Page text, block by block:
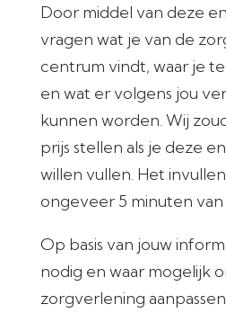
Door middel van deze
vragen wat je van de
centrum vindt, waar je
en wat er volgens jou
kunnen worden. Wij
prijs stellen als je deze
willen vullen. Het
ongeveer 5 minuten van
Op basis van jouw
nodig en waar mogelijk
zorgverlening